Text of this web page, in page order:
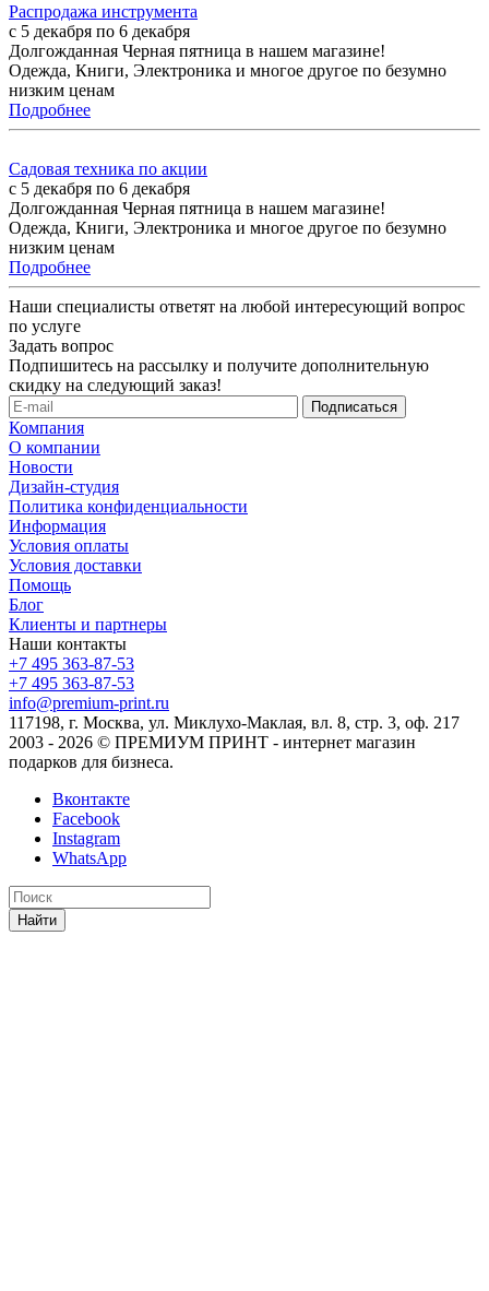
Распродажа инструмента
с 5 декабря по 6 декабря
Долгожданная Черная пятница в нашем магазине!
Одежда, Книги, Электроника и многое другое по безумно
низким ценам
Подробнее
Садовая техника по акции
с 5 декабря по 6 декабря
Долгожданная Черная пятница в нашем магазине!
Одежда, Книги, Электроника и многое другое по безумно
низким ценам
Подробнее
Наши специалисты ответят на любой интересующий вопрос
по услуге
Задать вопрос
Подпишитесь на рассылку и получите дополнительную
скидку на следующий заказ!
Компания
О компании
Новости
Дизайн-студия
Политика конфиденциальности
Информация
Условия оплаты
Условия доставки
Помощь
Блог
Клиенты и партнеры
Наши контакты
+7 495 363-87-53
+7 495 363-87-53
info@premium-print.ru
117198, г. Москва, ул. Миклухо-Маклая, вл. 8, стр. 3, оф. 217
2003 - 2026 © ПРЕМИУМ ПРИНТ - интернет магазин
подарков для бизнеса.
Вконтакте
Facebook
Instagram
WhatsApp
Найти